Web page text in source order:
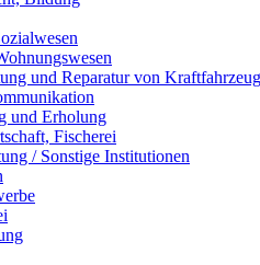
und Reparatur von
und Erholung
Fischerei
/ Sonstige Institutionen